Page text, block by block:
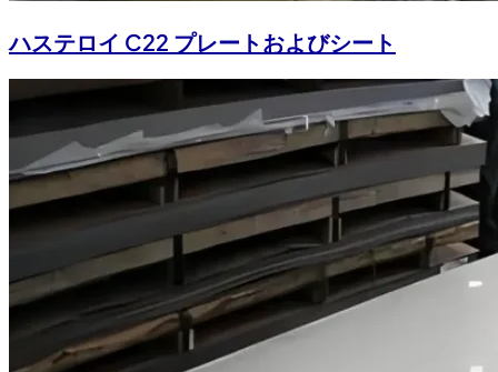
ハステロイ C22 プレートおよびシート